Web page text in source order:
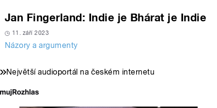
Jan Fingerland: Indie je Bhárat je Indie
11. září 2023
Názory a argumenty
Největší audioportál na českém internetu